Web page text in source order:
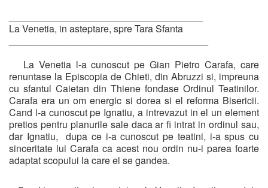
La Venetia, in asteptare, spre Tara Sfanta
La Venetia l-a cunoscut pe Gian Pietro Carafa, care
renuntase la Episcopia de Chieti, din Abruzzi si, impreuna
cu sfantul Caietan din Thiene fondase Ordinul Teatinilor.
Carafa era un om energic si dorea si el reforma Bisericii.
Cand l-a cunoscut pe Ignatiu, a intrevazut in el un element
pretios pentru planurile sale daca ar fi intrat in ordinul sau,
dar Ignatiu, dupa ce i-a cunoscut pe teatini, i-a spus cu
sinceritate lui Carafa ca acest nou ordin nu-i parea foarte
adaptat scopului la care el se gandea.